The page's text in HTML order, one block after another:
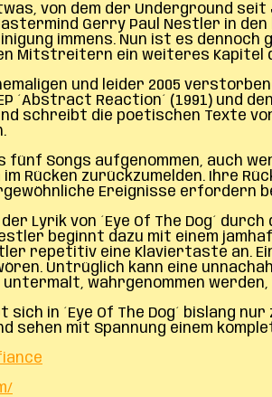
von dem der Underground seit
Gerry Paul Nestler in
immens. Nun ist es
Mitstreitern ein weiteres Kapitel
und leider 2005
´Abstract Reaction´ (1991) und
schreibt die poetischen Texte von
Songs aufgenommen, auch
Rücken zurückzumelden. Ihre
Ereignisse erfordern
Lyrik von ´Eye Of The Dog´
beginnt dazu mit einem
repetitiv eine Klaviertaste an.
Untrüglich kann eine
wahrgenommen werden,
sich in ´Eye Of The Dog´ bislang
sehen mit Spannung einem